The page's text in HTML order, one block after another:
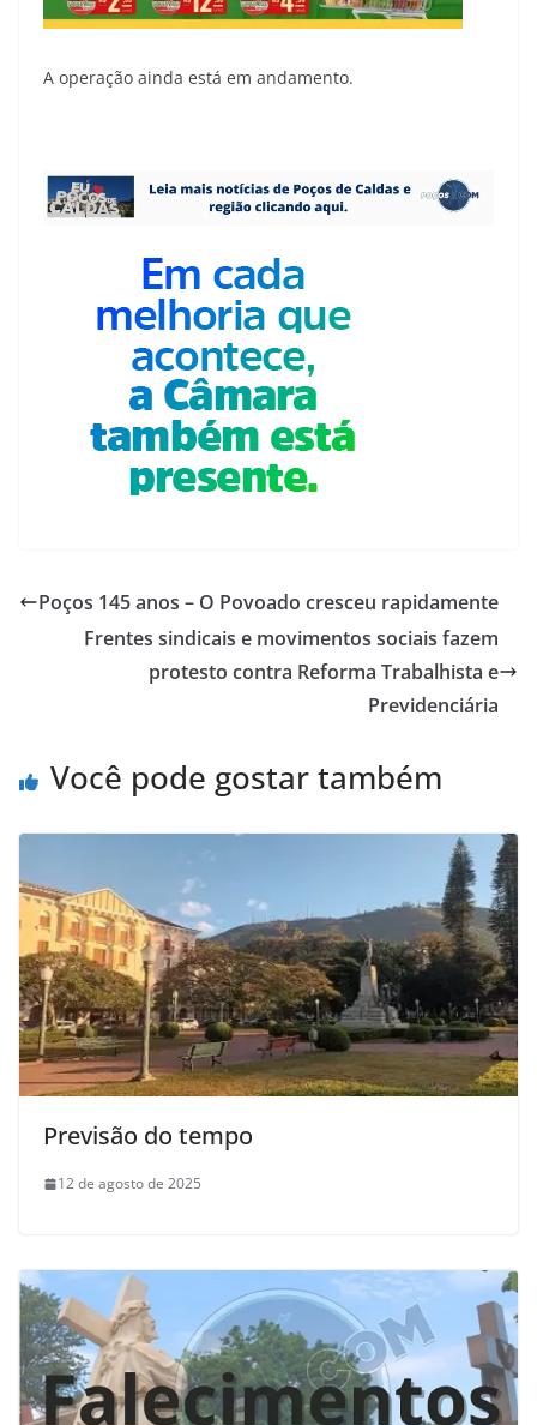
A operação ainda está em andamento.
Poços 145 anos – O Povoado cresceu rapidamente
Frentes sindicais e movimentos sociais fazem
protesto contra Reforma Trabalhista e
Previdenciária
Você pode gostar também
Previsão do tempo
12 de agosto de 2025